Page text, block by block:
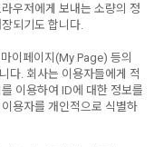
우저에게 보내는 소량의 정
되기도 합니다.
이페이지(My Page) 등의
다. 회사는 이용자들에게 적
이용하여 ID에 대한 정보를
용자를 개인적으로 식별하